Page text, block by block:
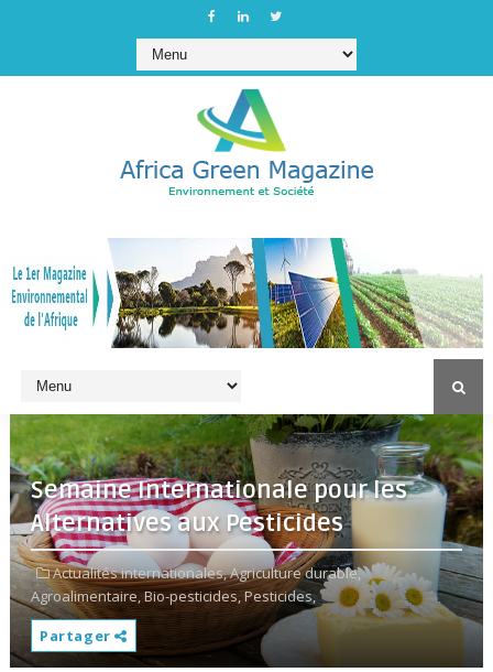
Semaine Internationale pour les
Alternatives aux Pesticides
Actualités internationales,Agriculture durable,
Agroalimentaire,Bio-pesticides,Pesticides,
Partager